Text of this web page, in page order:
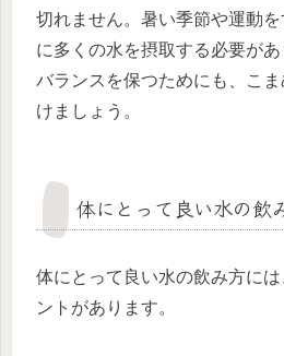
切れません。暑い季節や運動
に多くの水を摂取する必要が
バランスを保つためにも、こ
けましょう。
体にとって良い水の飲
体にとって良い水の飲み方に
ントがあります。